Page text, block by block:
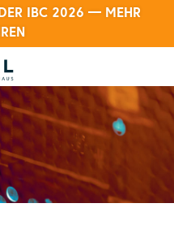
IBC 2026 — MEHR